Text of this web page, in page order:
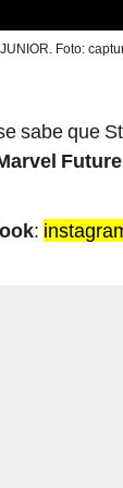
Foto:
sabe que
: